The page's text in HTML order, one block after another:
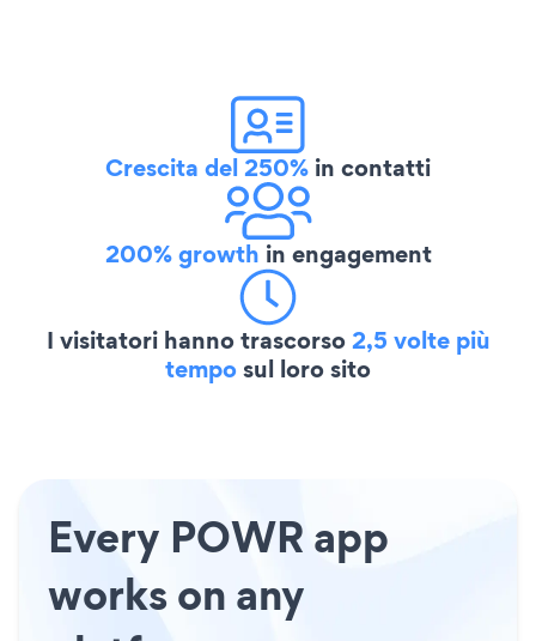
Crescita del 250% in contatti
200% growth in engagement
I visitatori hanno trascorso2,5 volte più
temposul loro sito
Every POWR app
works on any